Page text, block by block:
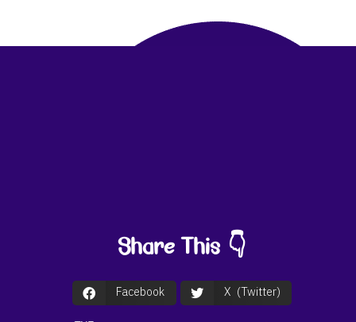
Share This 👇
Facebook X (Twitter)